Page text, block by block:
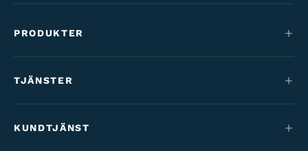
PRODUKTER
Maantie & gravel
TJÄNSTER
KUNDTJÄNST